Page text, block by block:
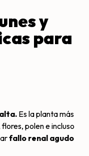
y
para
Es la planta más
polen e incluso
fallo renal agudo